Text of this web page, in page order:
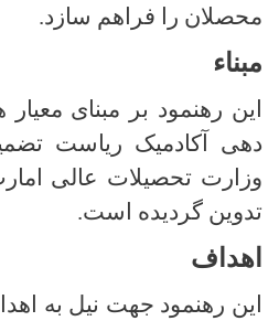
محصلان را فراهم سازد.
مبناء
این رهنمود بر مبنای
دهی آکادمیک ریاست
وزارت تحصیلات عالی
تدوین گردیده است.
اهداف
این رهنمود جهت نیل به